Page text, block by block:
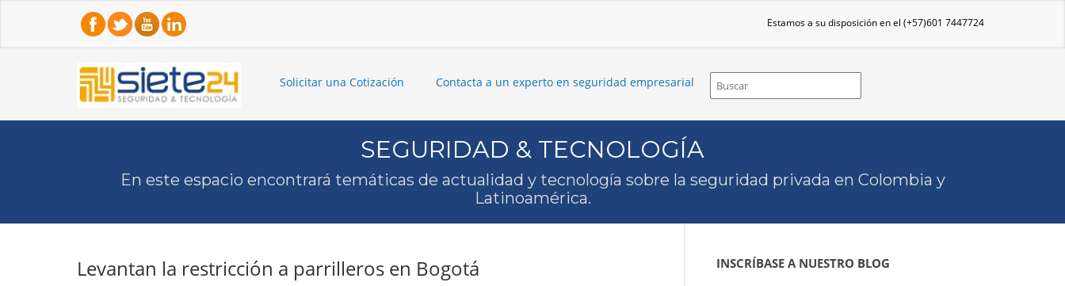
Estamos a su disposición en el (+57)601 7447724
Solicitar una Cotización Contacta a un experto en seguridad empresarial
SEGURIDAD & TECNOLOGÍA
En este espacio encontrará temáticas de actualidad y tecnología sobre la seguridad privada en Colombia y
Latinoamérica.
Levantan la restricción a parrilleros en Bogotá INSCRÍBASE A NUESTRO BLOG